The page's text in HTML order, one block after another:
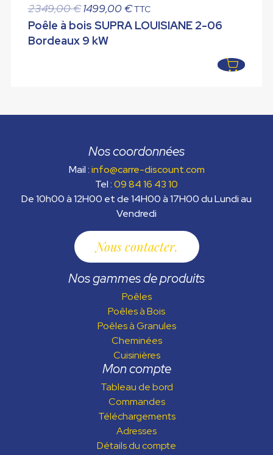
2349,00€ Le
prix
initial
1499,00€Le
prix
TTC
Poêle à bois SUPRA LOUISIANE 2-06
Bordeaux 9 kW
Nos coordonnées
Mail :info@carre-discount.com
Tel :09 84 16 43 10
De 10h00 à 12H00 et de 14H00 à 17H00 du Lundi au
Vendredi
Nous contacter
Nos gammes de produits
Poêles
Poêles à Bois
Poêles à Granules
Cheminées
Cuisinières
Mon compte
Tableau de bord
Commandes
Téléchargements
Adresses
Détails du compte